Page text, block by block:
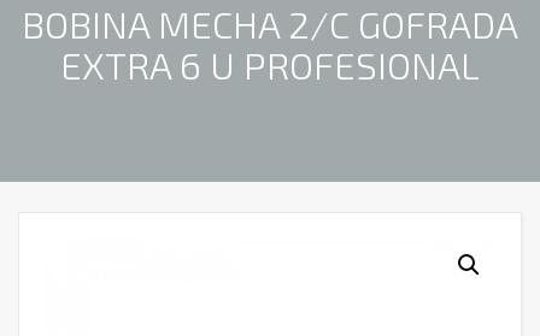
BOBINA MECHA 2/C GOFRADA
EXTRA 6 U PROFESIONAL